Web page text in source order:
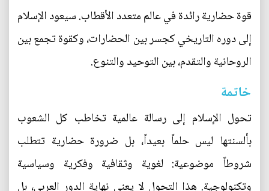
قوة حضارية رائدة في عالم متعدد الأقطاب. سيعود الإسلام
إلى دوره التاريخي كجسر بين الحضارات، وكقوة تجمع بين
الروحانية والتقدم، بين التوحيد والتنوع.
خاتمة
تحول الإسلام إلى رسالة عالمية تخاطب كل الشعوب
بألسنتها ليس حلماً بعيداً، بل ضرورة حضارية تتطلب
شروطاً موضوعية: لغوية وثقافية وفكرية وسياسية